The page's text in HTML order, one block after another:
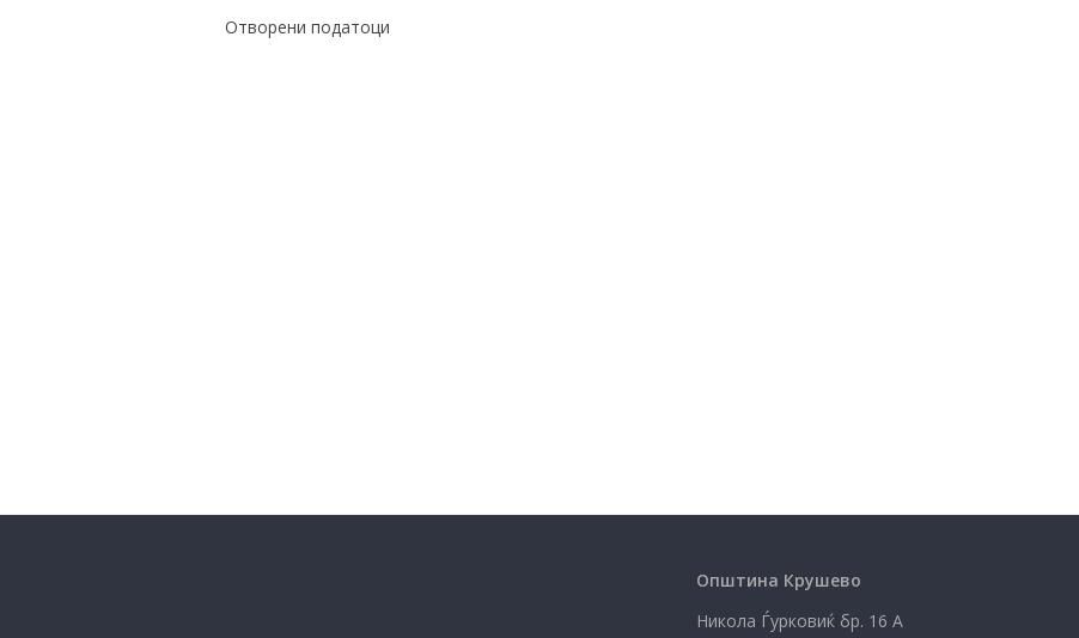
Отворени податоци
Општина Крушево
Никола Ѓурковиќ бр. 16 А